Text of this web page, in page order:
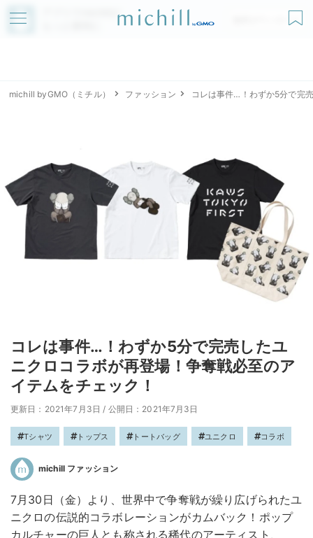
アプリでmichillが
無料ダウンロード
michill byGMO（ミチル） ファッション コレは事件…！わずか5分で完
コレは事件…！わずか5分で完売したユ
ニクロコラボが再登場！争奪戦必至のア
イテムをチェック！
更新日：2021年7月3日 / 公開日：2021年7月3日
Tシャツ トップス トートバッグ ユニクロ コラボ
michill ファッション
7月30日（金）より、世界中で争奪戦が繰り広げられたユ
ニクロの伝説的コラボレーションがカムバック！ポップ
カルチャーの巨人とも称される稀代のアーティスト、